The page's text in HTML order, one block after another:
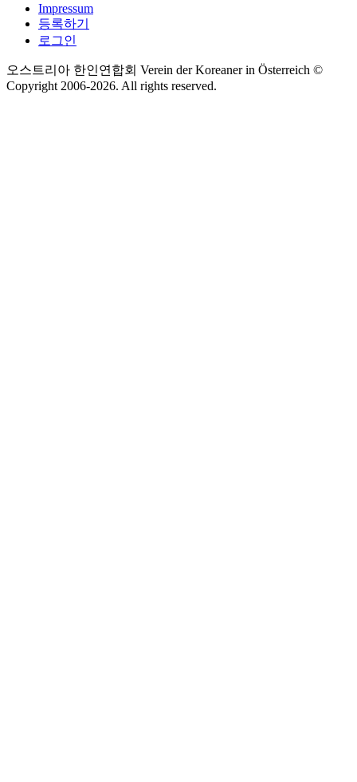
Impressum
등록하기
로그인
오스트리아 한인연합회 Verein der Koreaner in Österreich ©
Copyright 2006-2026. All rights reserved.